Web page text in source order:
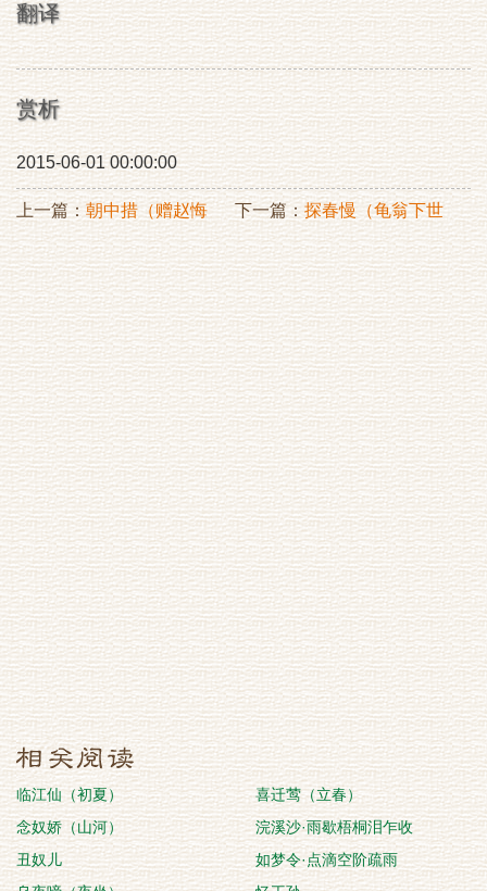
翻译
赏析
2015-06-01 00:00:00
上一篇：朝中措（赠赵悔
壑）
下一篇：探春慢（龟翁下世
后登研意）
临江仙（初夏）
喜迁莺（立春）
念奴娇（山河）
浣溪沙·雨歇梧桐泪乍收
丑奴儿
如梦令·点滴空阶疏雨